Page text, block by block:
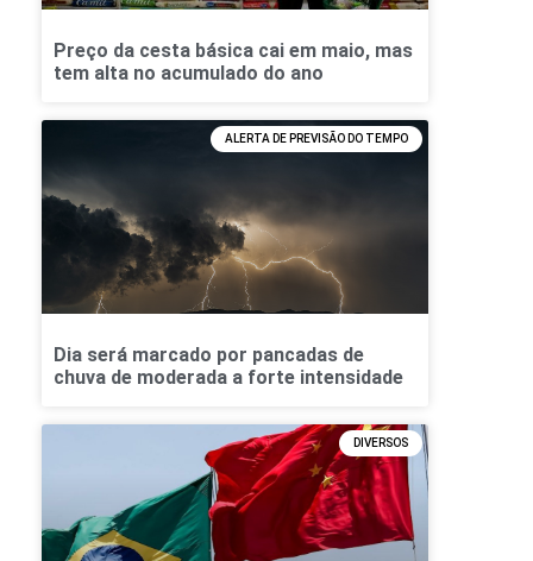
Preço da cesta básica cai em maio, mas
tem alta no acumulado do ano
ALERTA DE PREVISÃO DO TEMPO
Dia será marcado por pancadas de
chuva de moderada a forte intensidade
DIVERSOS